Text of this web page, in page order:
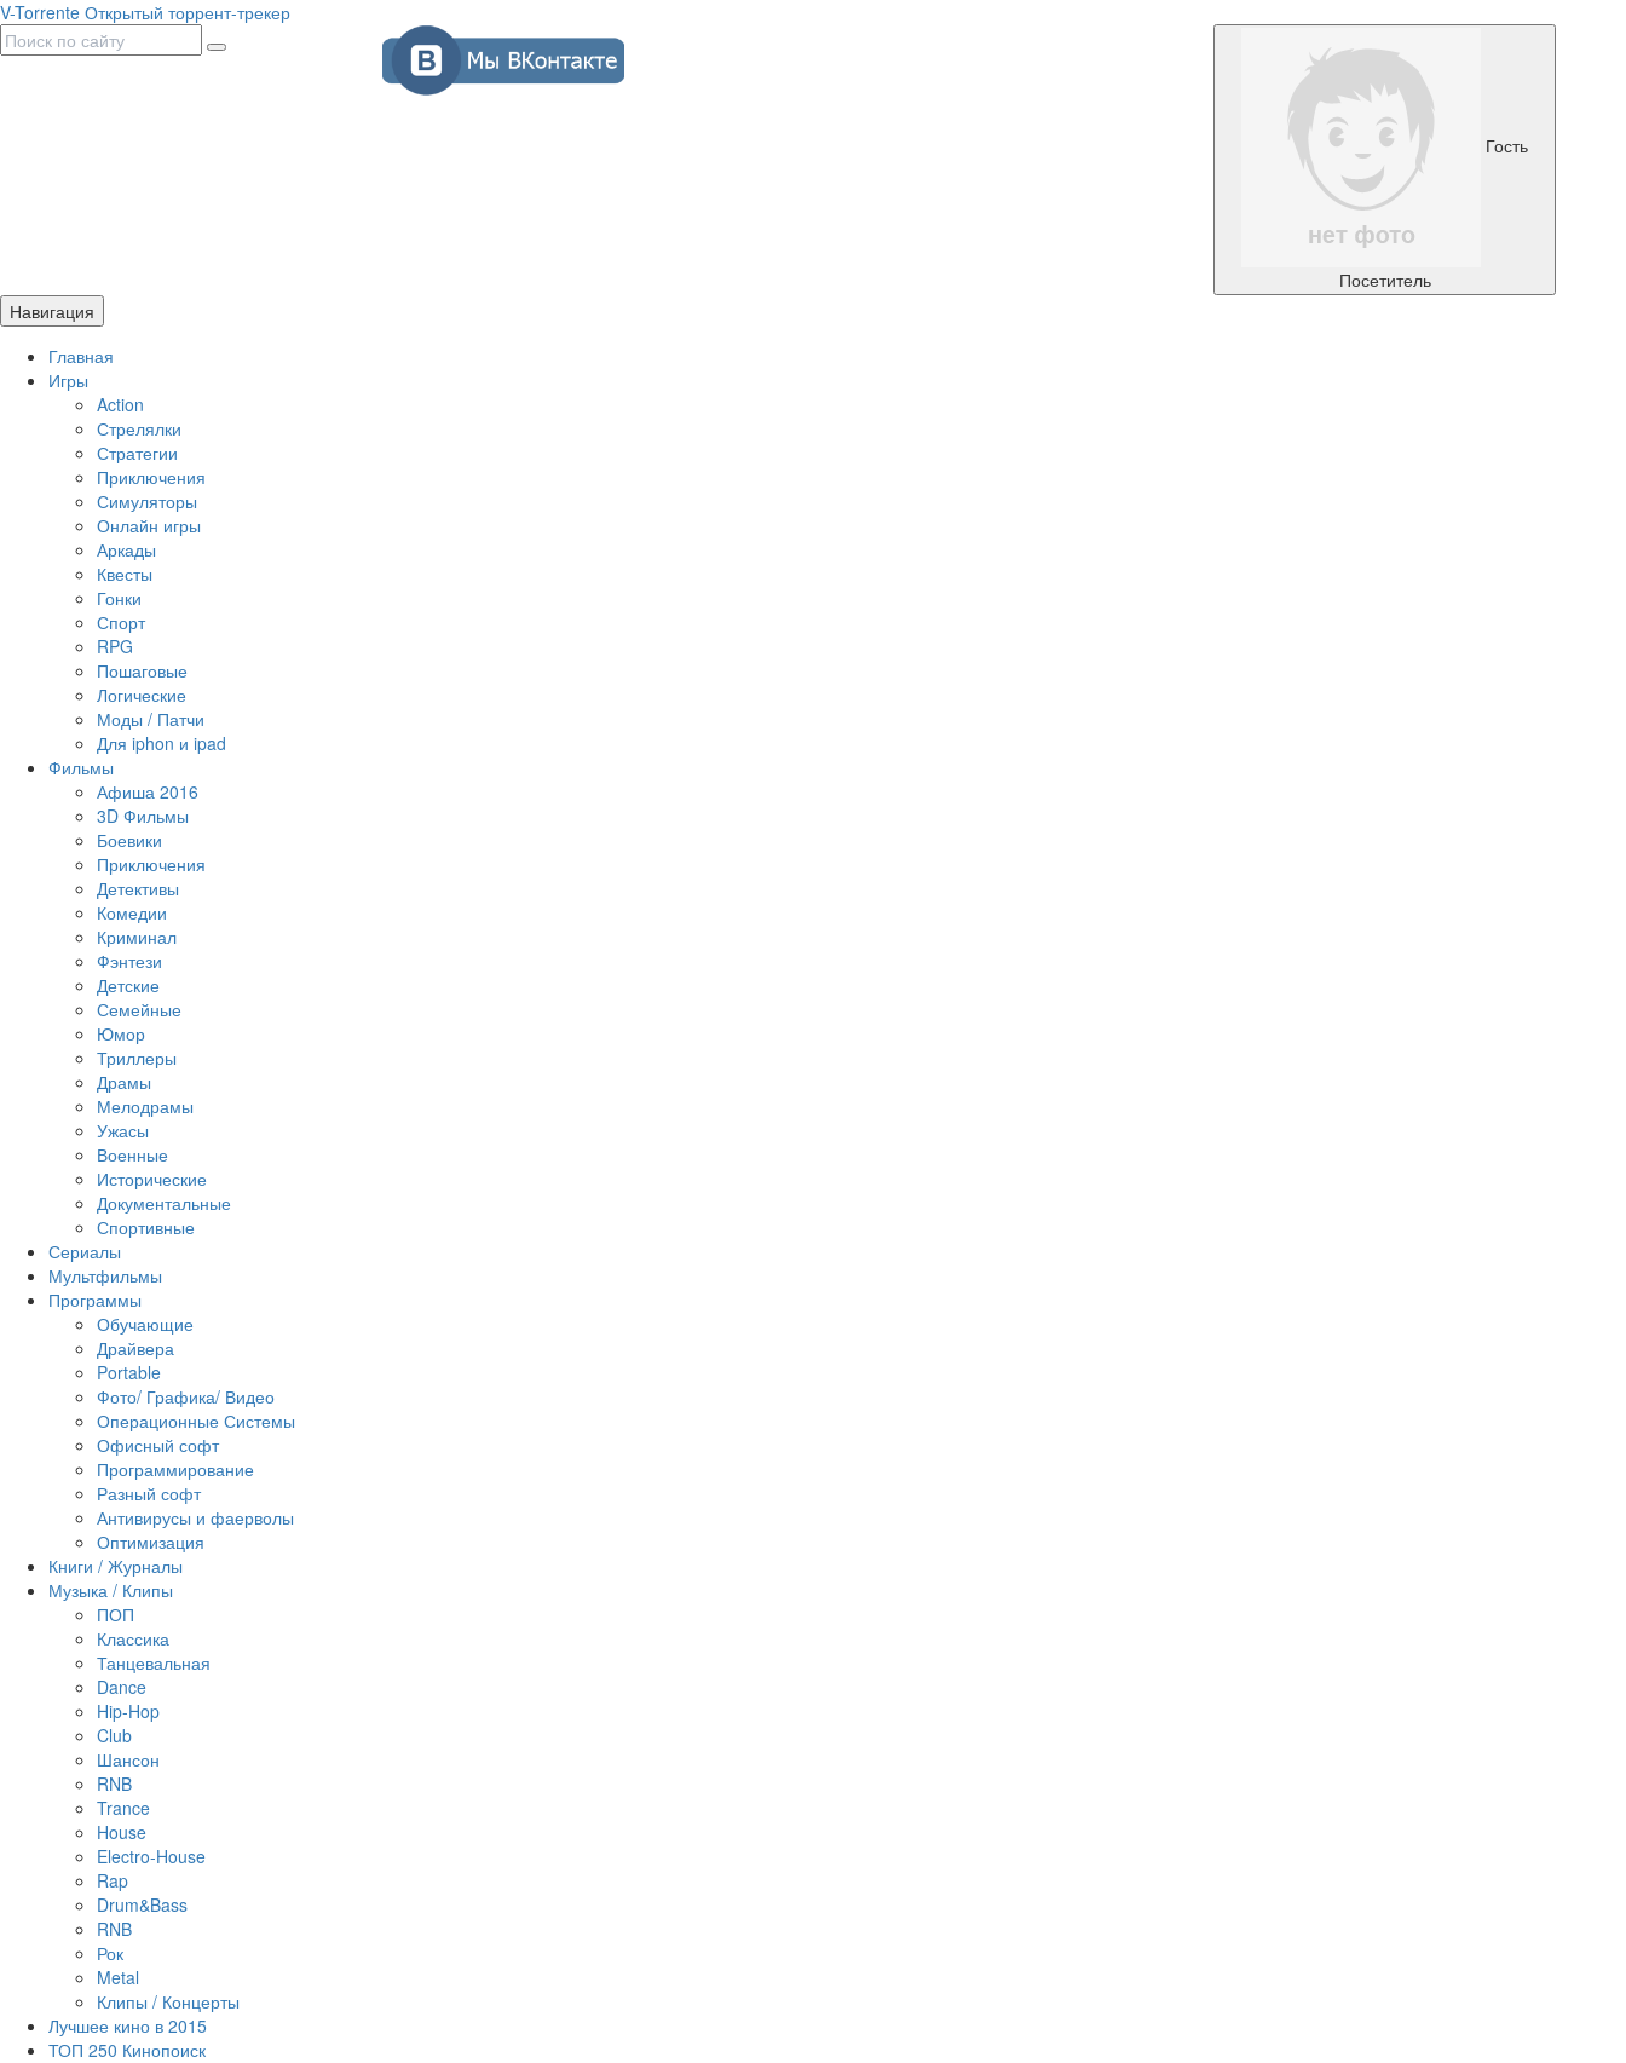
V-Torrente Открытый торрент-трекер
Гость
Посетитель
Навигация
Главная
Игры
Action
Стрелялки
Стратегии
Приключения
Симуляторы
Онлайн игры
Аркады
Квесты
Гонки
Спорт
RPG
Пошаговые
Логические
Моды / Патчи
Для iphon и ipad
Фильмы
Афиша 2016
3D Фильмы
Боевики
Приключения
Детективы
Комедии
Криминал
Фэнтези
Детские
Семейные
Юмор
Триллеры
Драмы
Мелодрамы
Ужасы
Военные
Исторические
Документальные
Спортивные
Сериалы
Мультфильмы
Программы
Обучающие
Драйвера
Portable
Фото/ Графика/ Видео
Операционные Системы
Офисный софт
Программирование
Разный софт
Антивирусы и фаерволы
Оптимизация
Книги / Журналы
Музыка / Клипы
ПОП
Классика
Танцевальная
Dance
Hip-Hop
Club
Шансон
RNB
Trance
House
Electro-House
Rap
Drum&Bass
RNB
Рок
Metal
Клипы / Концерты
Лучшее кино в 2015
ТОП 250 Кинопоиск